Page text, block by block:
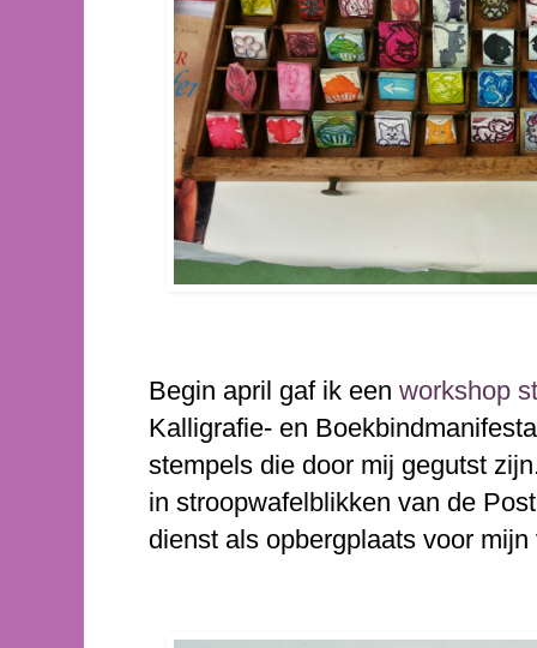
Begin april gaf ik een workshop
Kalligrafie- en
stempels die door mij gegutst
in stroopwafelblikken van de
dienst als opbergplaats voor